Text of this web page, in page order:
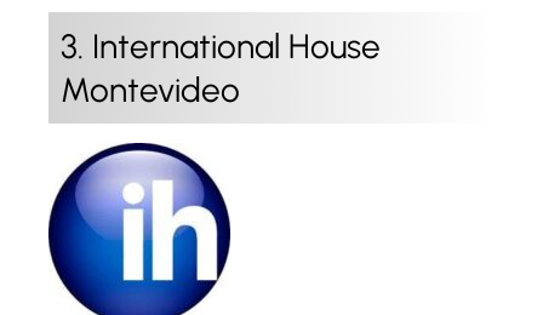
3. International House
Montevideo